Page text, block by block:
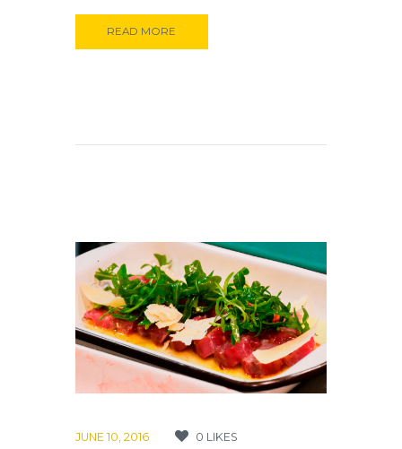
READ MORE
JUNE 10, 2016 0 LIKES